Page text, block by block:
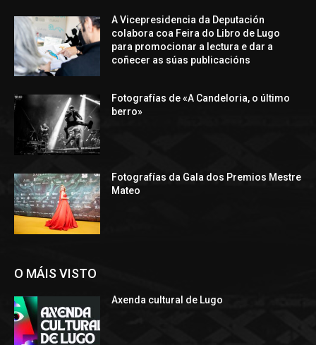
A Vicepresidencia da Deputación
colabora coa Feira do Libro de Lugo
para promocionar a lectura e dar a
coñecer as súas publicacións
Fotografías de «A Candeloria, o último
berro»
Fotografías da Gala dos Premios Mestre
Mateo
O MÁIS VISTO
Axenda cultural de Lugo